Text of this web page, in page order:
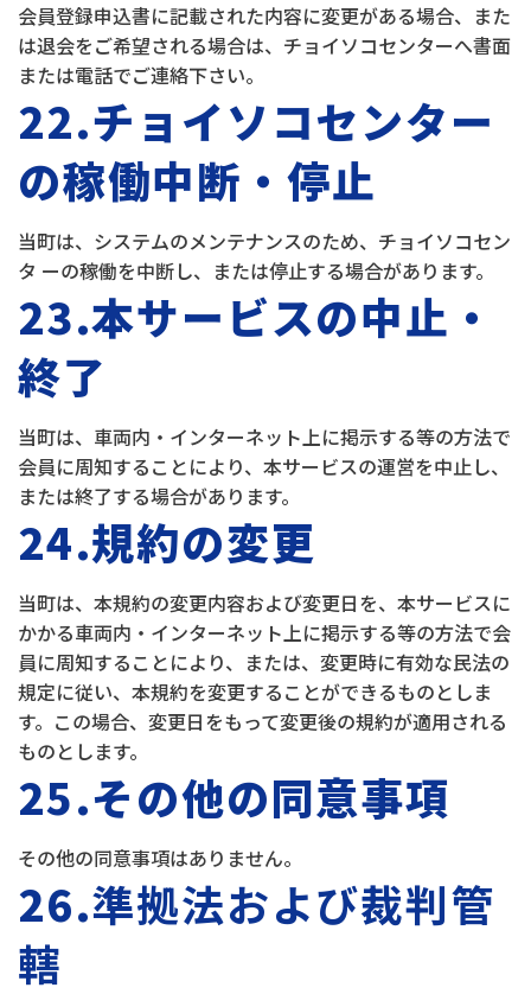
会員登録申込書に記載された内容に変更がある場合、また
は退会をご希望される場合は、チョイソコセンターへ書面
または電話でご連絡下さい。
22.チョイソコセンター
の稼働中断・停止
当町は、システムのメンテナンスのため、チョイソコセン
タ ーの稼働を中断し、または停止する場合があります。
23.本サービスの中止・
終了
当町は、車両内・インターネット上に掲示する等の方法で
会員に周知することにより、本サービスの運営を中止し、
または終了する場合があります。
24.規約の変更
当町は、本規約の変更内容および変更日を、本サービスに
かかる車両内・インターネット上に掲示する等の方法で会
員に周知することにより、または、変更時に有効な民法の
規定に従い、本規約を変更することができるものとしま
す。この場合、変更日をもって変更後の規約が適用される
ものとします。
25.その他の同意事項
その他の同意事項はありません。
26.準拠法および裁判管
轄